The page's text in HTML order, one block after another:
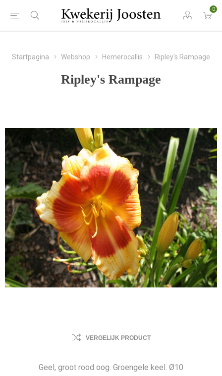
0
Startpagina Webshop Hemerocallis Ripley's Rampage
Ripley's Rampage
VERGELIJK PRODUCT
Geel, groot rood oog. Groengele keel. Ø10